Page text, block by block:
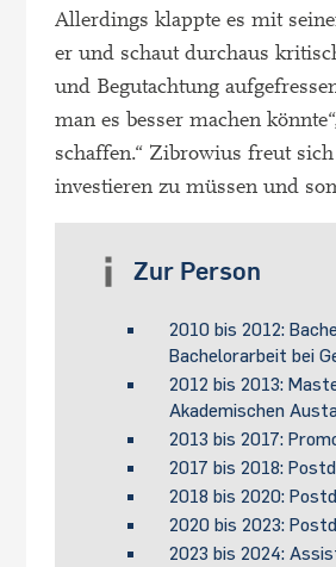
Allerdings klappte es mit
er und schaut durchaus
und Begutachtung
man es besser machen
schaffen.“ Zibrowius freut
investieren zu müssen und
Zur Person
2010 bis 2012:
Bachelorarbeit bei
2012 bis 2013:
Akademischen
2013 bis 2017:
2017 bis 2018:
2018 bis 2020:
2020 bis 2023:
2023 bis 2024: